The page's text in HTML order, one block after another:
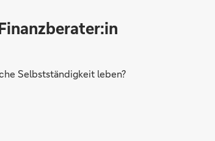
Selbstständigkeit leben?